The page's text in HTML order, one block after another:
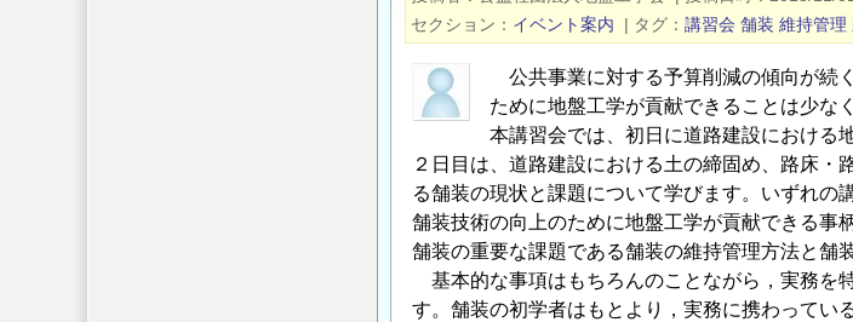
む
件
に
つ
て。
の
て
の
セクション
イベント案内 | タグ 講習会 舗装 維持管理
公共事業に対する予算削減の傾向が続
ために地盤工学が貢献できることは少な
本講習会では、初日に道路建設におけ
２日目は、道路建設における土の締固め、路床
る舗装の現状と課題について学びます。いずれ
舗装技術の向上のために地盤工学が貢献できる事
舗装の重要な課題である舗装の維持管理方法と舗
基本的な事項はもちろんのことながら，実務を
す。舗装の初学者はもとより，実務に携わってい